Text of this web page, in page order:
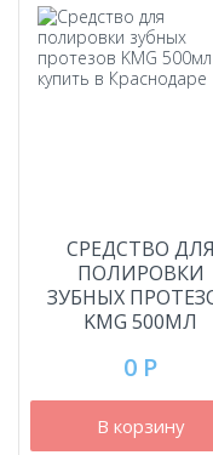
СРЕДСТВО ДЛЯ
ПОЛИРОВКИ
ЗУБНЫХ
KMG 500МЛ
0 Р
В корзину